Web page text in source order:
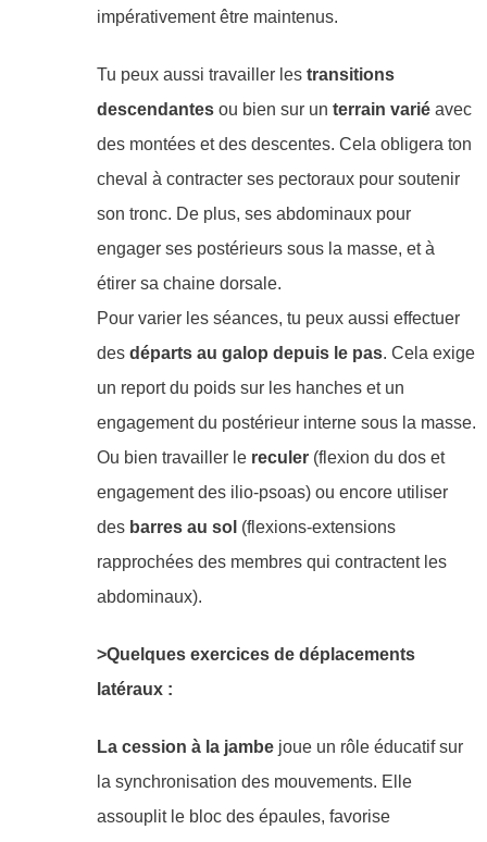
impérativement être maintenus.
Tu peux aussi travailler les transitions
descendantesou bien sur un terrain varié avec
des montées et des descentes. Cela obligera ton
cheval à contracter ses pectoraux pour soutenir
son tronc. De plus, ses abdominaux pour
engager ses postérieurs sous la masse, et à
étirer sa chaine dorsale.
Pour varier les séances, tu peux aussi effectuer
des départs au galop depuis le pas. Cela exige
un report du poids sur les hanches et un
engagement du postérieur interne sous la masse.
Ou bien travailler le reculer (flexion du dos et
engagement des ilio-psoas) ou encore utiliser
des barres au sol (flexions-extensions
rapprochées des membres qui contractent les
abdominaux).
>Quelques exercices de déplacements
latéraux :
La cession à la jambejoue un rôle éducatif sur
la synchronisation des mouvements. Elle
assouplit le bloc des épaules, favorise